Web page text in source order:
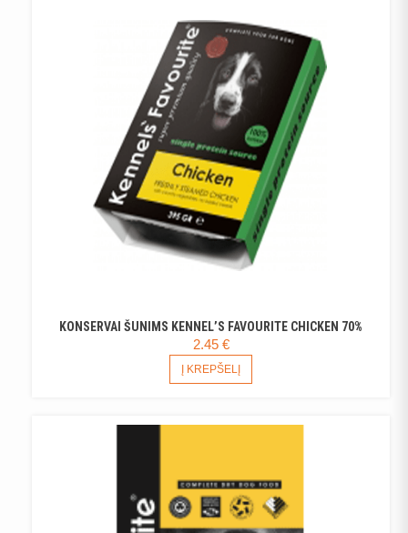
KONSERVAI ŠUNIMS KENNEL’S FAVOURITE CHICKEN 70%
2.45 €
Į KREPŠELĮ